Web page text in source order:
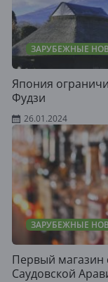
ЗАРУБЕЖНЫЕ
Япония
Фудзи
26.01.2024
ЗАРУБЕЖНЫЕ
Первый магазин
Саудовской